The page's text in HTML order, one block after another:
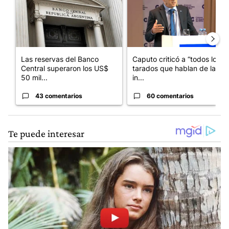
Las reservas del Banco
Central superaron los US$
50 mil...
43 comentarios
Caputo criticó a “todos los
tarados que hablan de la
in...
60 comentarios